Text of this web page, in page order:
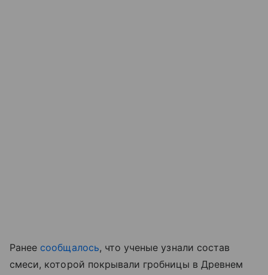
Ранее сообщалось, что ученые узнали состав
смеси, которой покрывали гробницы в Древнем